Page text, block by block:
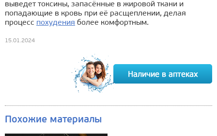
выведет токсины, запасённые в жировой ткани и
попадающие в кровь при её расщеплении, делая
процесс похудения более комфортным.
15.01.2024
Похожие материалы